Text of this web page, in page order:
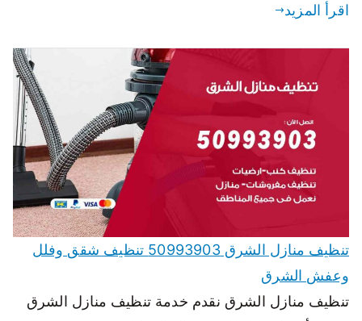
اقرأ المزيد
تنظيف منازل الشرق 50993903 تنظيف شقق وفلل
وعفش الشرق
تنظيف منازل الشرق نقدم خدمة تنظيف منازل الشرق